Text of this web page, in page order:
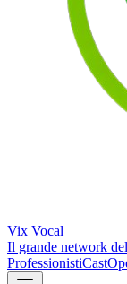
Vix Vocal
Il grande network
ProfessionistiCast